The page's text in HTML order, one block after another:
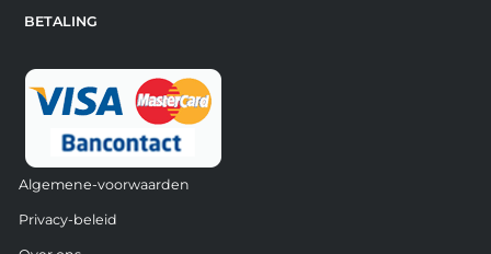
BETALING
Algemene-voorwaarden
Privacy-beleid